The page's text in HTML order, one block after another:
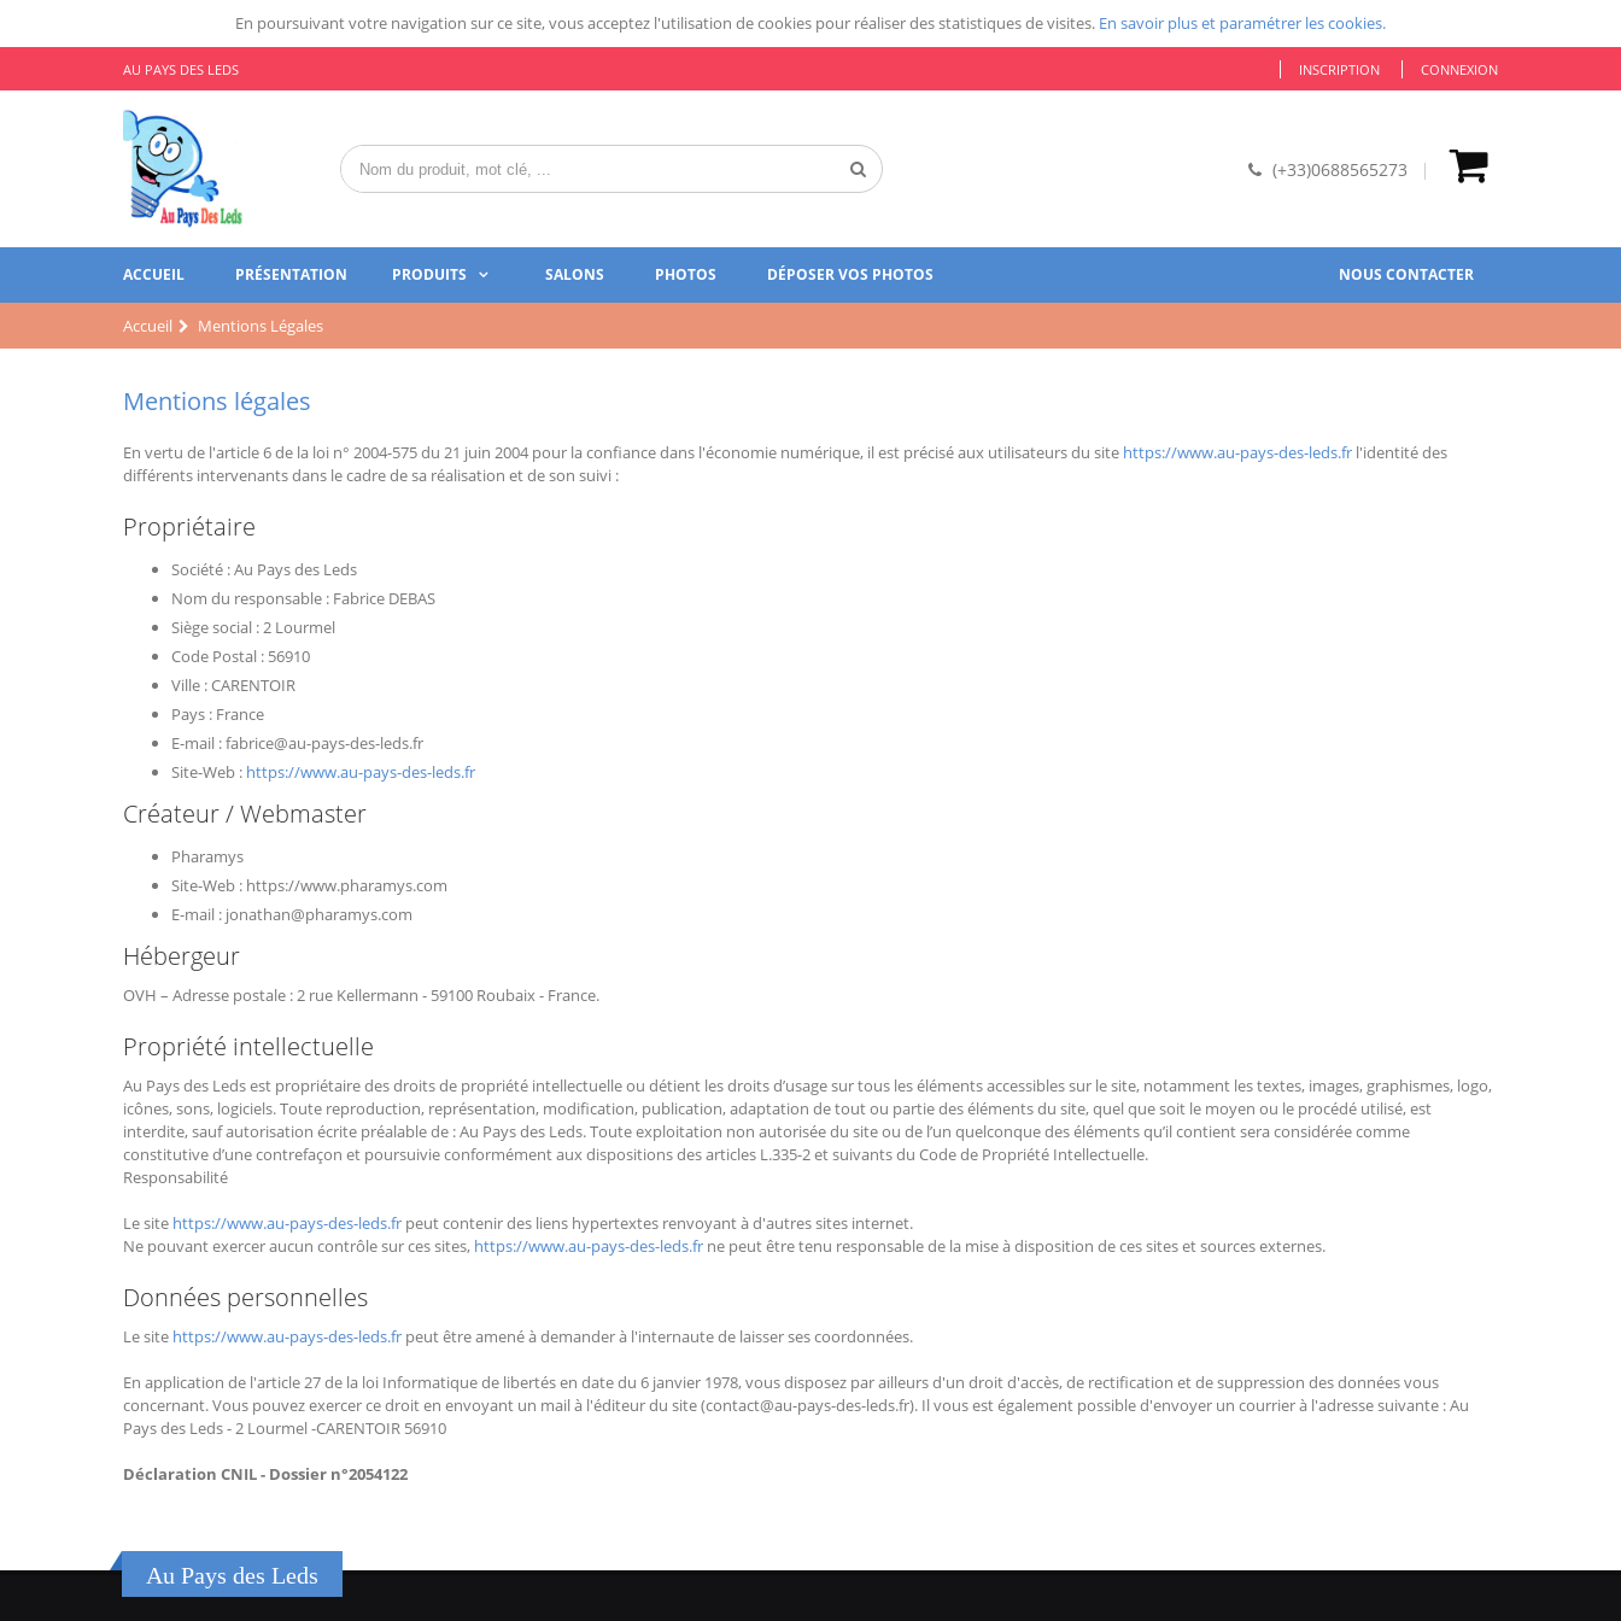
En poursuivant votre navigation sur ce site, vous acceptez l'utilisation de cookies pour réaliser des statistiques de visites. En savoir plus et paramétrer les cookies.
AU PAYS DES LEDS INSCRIPTION CONNEXION
(+33)0688565273
ACCUEIL PRÉSENTATION PRODUITS SALONS PHOTOS DÉPOSER VOS PHOTOS NOUS CONTACTER
Accueil Mentions Légales
Mentions légales
En vertu de l'article 6 de la loi n° 2004-575 du 21 juin 2004 pour la confiance dans l'économie numérique, il est précisé aux utilisateurs du site https://www.au-pays-des-leds.fr l'identité des
différents intervenants dans le cadre de sa réalisation et de son suivi :
Propriétaire
Société : Au Pays des Leds
Nom du responsable : Fabrice DEBAS
Siège social : 2 Lourmel
Code Postal : 56910
Ville : CARENTOIR
Pays : France
E-mail : fabrice@au-pays-des-leds.fr
Site-Web : https://www.au-pays-des-leds.fr
Créateur / Webmaster
Pharamys
Site-Web : https://www.pharamys.com
E-mail : jonathan@pharamys.com
Hébergeur
OVH – Adresse postale : 2 rue Kellermann - 59100 Roubaix - France.
Propriété intellectuelle
Au Pays des Leds est propriétaire des droits de propriété intellectuelle ou détient les droits d’usage sur tous les éléments accessibles sur le site, notamment les textes, images, graphismes, logo,
icônes, sons, logiciels. Toute reproduction, représentation, modification, publication, adaptation de tout ou partie des éléments du site, quel que soit le moyen ou le procédé utilisé, est
interdite, sauf autorisation écrite préalable de : Au Pays des Leds. Toute exploitation non autorisée du site ou de l’un quelconque des éléments qu’il contient sera considérée comme
constitutive d’une contrefaçon et poursuivie conformément aux dispositions des articles L.335-2 et suivants du Code de Propriété Intellectuelle.
Responsabilité
Le site https://www.au-pays-des-leds.fr peut contenir des liens hypertextes renvoyant à d'autres sites internet.
Ne pouvant exercer aucun contrôle sur ces sites, https://www.au-pays-des-leds.fr ne peut être tenu responsable de la mise à disposition de ces sites et sources externes.
Données personnelles
Le site https://www.au-pays-des-leds.fr peut être amené à demander à l'internaute de laisser ses coordonnées.
En application de l'article 27 de la loi Informatique de libertés en date du 6 janvier 1978, vous disposez par ailleurs d'un droit d'accès, de rectification et de suppression des données vous
concernant. Vous pouvez exercer ce droit en envoyant un mail à l'éditeur du site (contact@au-pays-des-leds.fr). Il vous est également possible d'envoyer un courrier à l'adresse suivante : Au
Pays des Leds - 2 Lourmel -CARENTOIR 56910
Déclaration CNIL - Dossier n°2054122
Au Pays des Leds